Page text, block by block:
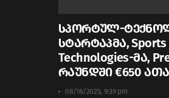
სპორტულ-
სტარტაპმა, Sports
Technologies-მა,
რაუნდში €650
08/18/2025, 9:39 pm